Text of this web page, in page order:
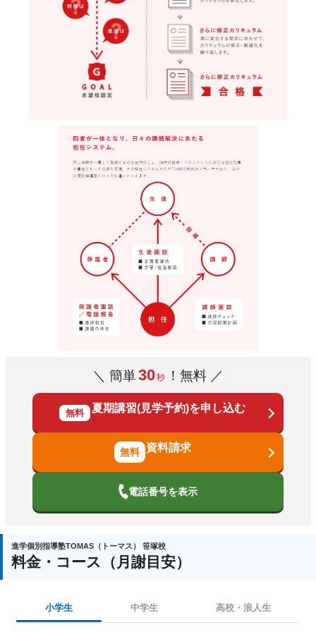
＼ 簡単30秒 ！無料 ／
無料 夏期講習(見学予約)を申し込む
資料請求
電話番号を表示
進学個別指導塾TOMAS（トーマス） 笹塚校
料金・コース（月謝目安）
小学生 中学生 高校・浪人生